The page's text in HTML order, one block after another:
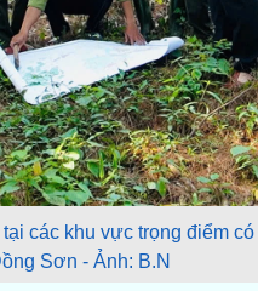
các khu vực trọng điểm
Sơn - Ảnh: B.N